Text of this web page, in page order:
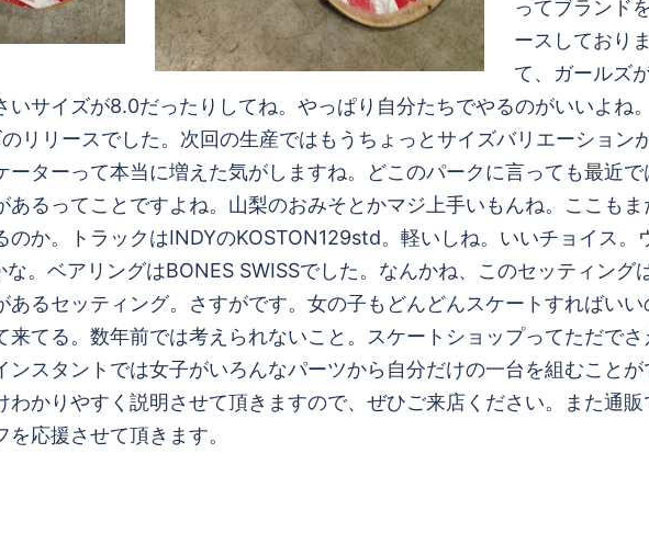
ってブランド
ースしており
て、ガールズ
サイズが8.0だったりしてね。やっぱり自分たちでやるのがいいよね
リリースでした。次回の生産ではもうちょっとサイズバリエーション
ターって本当に増えた気がしますね。どこのパークに言っても最近
るってことですよね。山梨のおみそとかマジ上手いもんね。ここも
のか。トラックはINDYのKOSTON129std。軽いしね。いいチョイス
。ベアリングはBONES SWISSでした。なんかね、このセッティング
るセッティング。さすがです。女の子もどんどんスケートすればい
てる。数年前では考えられないこと。スケートショップってただで
スタントでは女子がいろんなパーツから自分だけの一台を組むこと
かりやすく説明させて頂きますので、ぜひご来店ください。また通
応援させて頂きます。